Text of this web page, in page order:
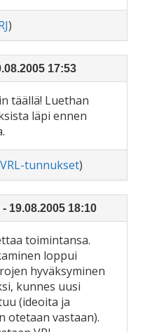
)
17:53
täällä! Luethan
läpi ennen
VRL-tunnukset)
19.08.2005 18:10
toimintansa.
loppui
hyväksyminen
kunnes uusi
(ideoita ja
otetaan vastaan).